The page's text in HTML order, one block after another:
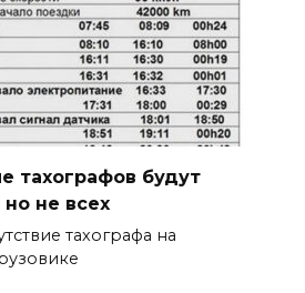
тахографов будут
не всех
тахографа на